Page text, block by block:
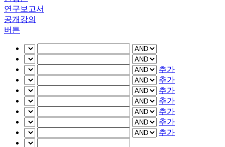
연구보고서
공개강의
버튼
추가
추가
추가
추가
추가
추가
추가